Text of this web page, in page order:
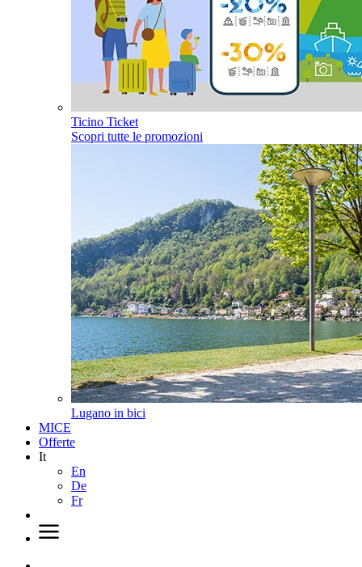
Ticino Ticket
Scopri tutte le promozioni
Lugano in bici
MICE
Offerte
It
En
De
Fr